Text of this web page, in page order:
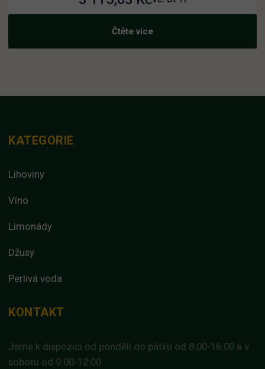
Čtěte více
KATEGORIE
Lihoviny
Víno
Limonády
Džusy
Perlivá voda
KONTAKT
Jsme k dispozici od pondělí do pátku od 8:00-16.00 a v
sobotu od 9:00-12:00